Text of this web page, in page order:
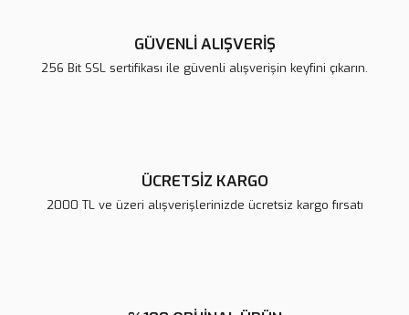
Ürün açıklamasında eksik bilgiler bulunuyor.
GÜVENLİ ALIŞVERİŞ
256 Bit SSL sertifikası ile güvenli alışverişin keyfini çıkarın.
ÜCRETSİZ KARGO
2000 TL ve üzeri alışverişlerinizde ücretsiz kargo fırsatı